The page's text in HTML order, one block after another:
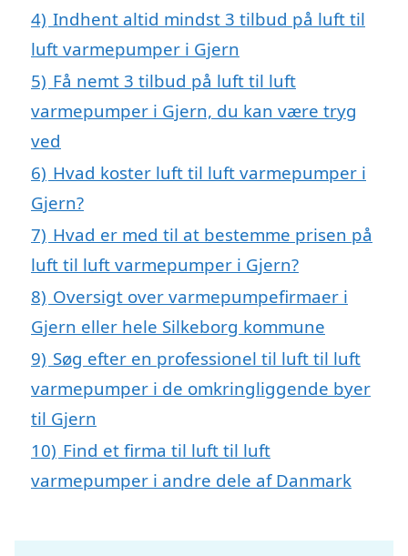
4) Indhent altid mindst 3 tilbud på luft til
luft varmepumper i Gjern
5) Få nemt 3 tilbud på luft til luft
varmepumper i Gjern, du kan være tryg
ved
6) Hvad koster luft til luft varmepumper i
Gjern?
7) Hvad er med til at bestemme prisen på
luft til luft varmepumper i Gjern?
8) Oversigt over varmepumpefirmaer i
Gjern eller hele Silkeborg kommune
9) Søg efter en professionel til luft til luft
varmepumper i de omkringliggende byer
til Gjern
10) Find et firma til luft til luft
varmepumper i andre dele af Danmark